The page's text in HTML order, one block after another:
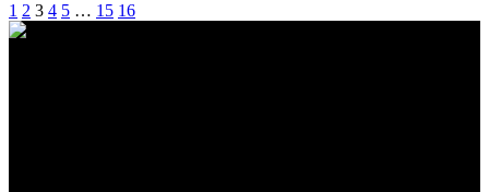
1 2 3 4 5 … 15 16